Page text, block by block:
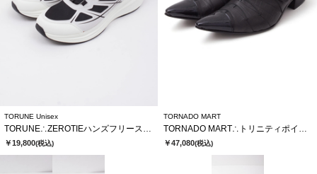
TORUNE Unisex
TORUNE∴ZEROTIEハンズフリースニーカー
￥19,800(税込)
TORNADO MART
TORNADO MART∴トリニティポインテッドシューズ
￥47,080(税込)